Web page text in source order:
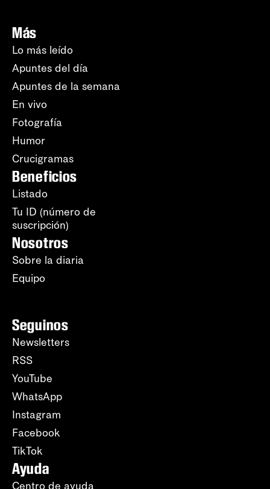
Más
Lo más leído
Apuntes del día
Apuntes de la semana
En vivo
Fotografía
Humor
Crucigramas
Beneficios
Listado
Tu ID (número de
suscripción)
Nosotros
Sobre la diaria
Equipo
Seguinos
Newsletters
RSS
YouTube
WhatsApp
Instagram
Facebook
TikTok
Ayuda
Centro de ayuda